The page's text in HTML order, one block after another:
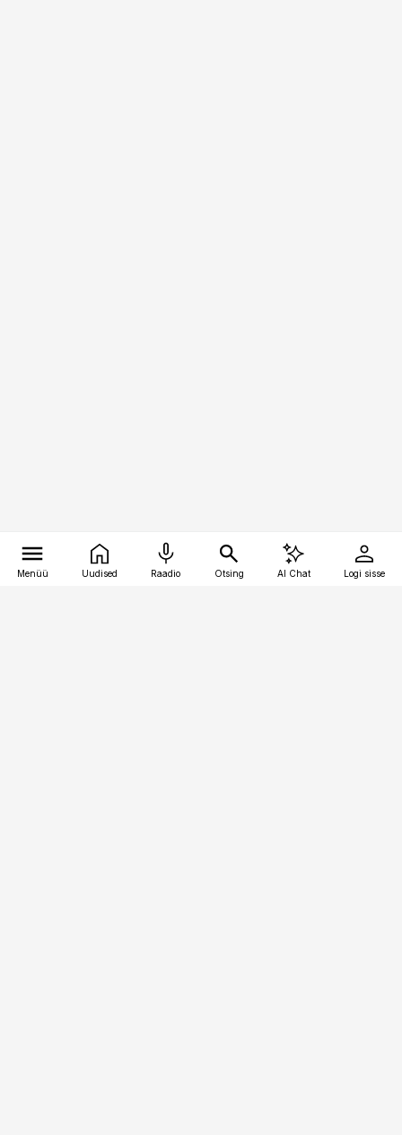
Menüü Uudised Raadio Otsing AI Chat Logi sisse